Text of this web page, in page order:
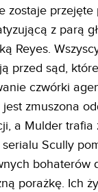
zostaje przejęte
z parą
Reyes.
przed sąd,
czwórki
zmuszona
a Mulder trafia
Scully
bohaterów
porażkę. Ich